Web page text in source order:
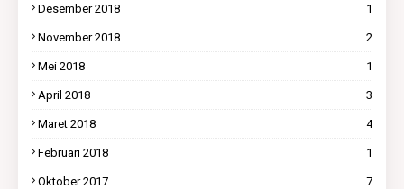
Desember 2018 1
November 2018 2
Mei 2018 1
April 2018 3
Maret 2018 4
Februari 2018 1
Oktober 2017 7